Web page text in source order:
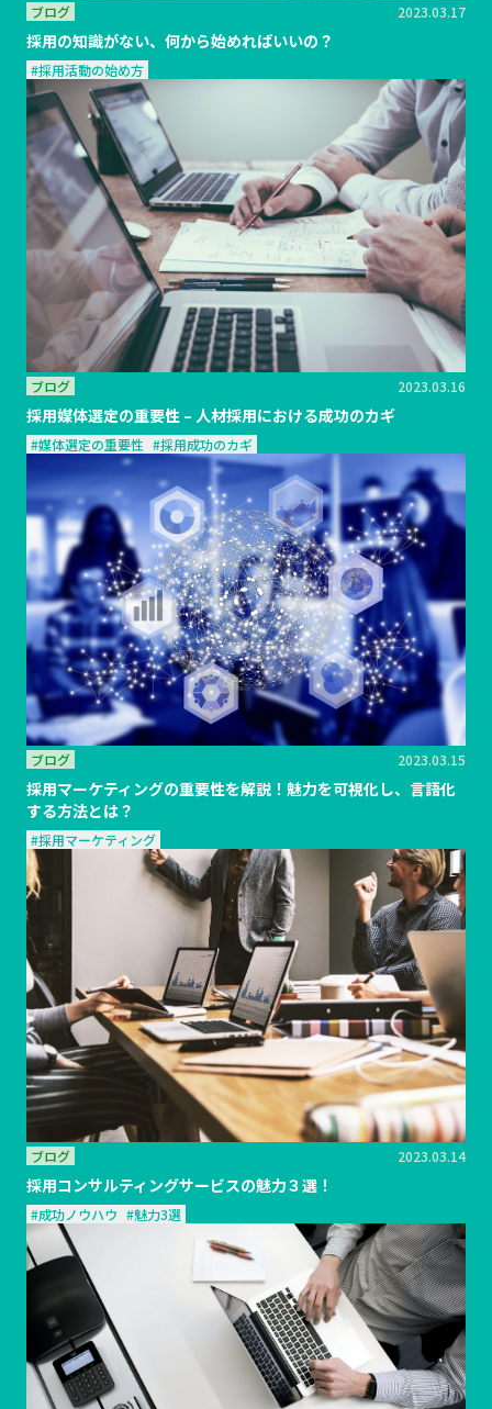
ブログ 2023.03.17
採用の知識がない、何から始めればいいの？
#採用活動の始め方
ブログ 2023.03.16
採用媒体選定の重要性 – 人材採用における成功のカギ
#媒体選定の重要性 #採用成功のカギ
ブログ 2023.03.15
採用マーケティングの重要性を解説！魅力を可視化し、言語化
する方法とは？
#採用マーケティング
ブログ 2023.03.14
採用コンサルティングサービスの魅力３選！
#成功ノウハウ #魅力3選